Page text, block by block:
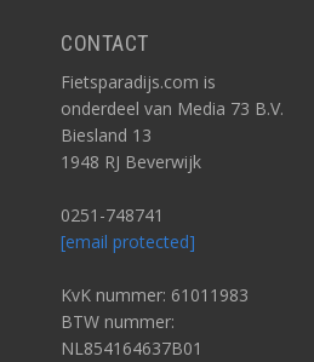
CONTACT
Fietsparadijs.com is
onderdeel van Media 73 B.V.
Biesland 13
1948 RJ Beverwijk
0251-748741
[email protected]
KvK nummer: 61011983
BTW nummer:
NL854164637B01